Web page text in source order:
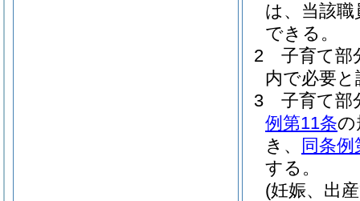
は、当該
できる。
2
子育て部
内で必要
3
子育て部
例第11条の
き、
同条例
する。
(妊娠、出